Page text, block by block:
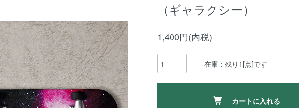
（ギャラクシー）
1,400円(内税)
在庫：残り1[点]です
カートに入れる